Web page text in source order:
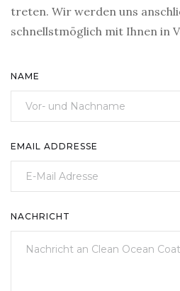
treten. Wir werden uns
schnellstmöglich mit Ihnen in
NAME
EMAIL ADDRESSE
NACHRICHT